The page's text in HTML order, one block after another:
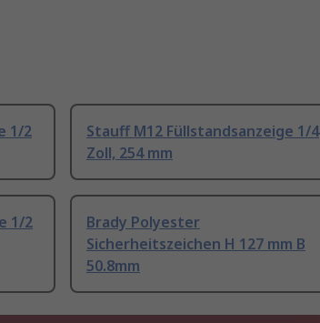
1/2
Stauff M12 Füllstandsanzeige 1/4
Zoll, 254 mm
1/2
Brady Polyester
Sicherheitszeichen H 127 mm B
50.8mm